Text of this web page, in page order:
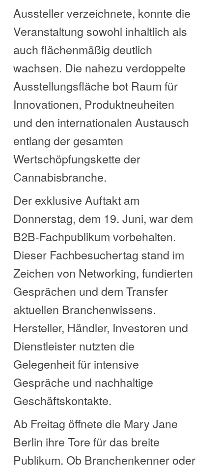
Aussteller verzeichnete, konnte die
Veranstaltung sowohl inhaltlich als
auch flächenmäßig deutlich
wachsen. Die nahezu verdoppelte
Ausstellungsfläche bot Raum für
Innovationen, Produktneuheiten
und den internationalen Austausch
entlang der gesamten
Wertschöpfungskette der
Cannabisbranche.
Der exklusive Auftakt am
Donnerstag, dem 19. Juni, war dem
B2B-Fachpublikum vorbehalten.
Dieser Fachbesuchertag stand im
Zeichen von Networking, fundierten
Gesprächen und dem Transfer
aktuellen Branchenwissens.
Hersteller, Händler, Investoren und
Dienstleister nutzten die
Gelegenheit für intensive
Gespräche und nachhaltige
Geschäftskontakte.
Ab Freitag öffnete die Mary Jane
Berlin ihre Tore für das breite
Publikum. Ob Branchenkenner oder